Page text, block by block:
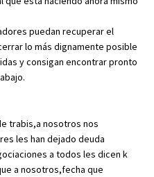
puedan recuperar el
lo más dignamente posible
y consigan encontrar pronto
trabis,a nosotros nos
les han dejado deuda
a todos les dicen k
a nosotros,fecha que